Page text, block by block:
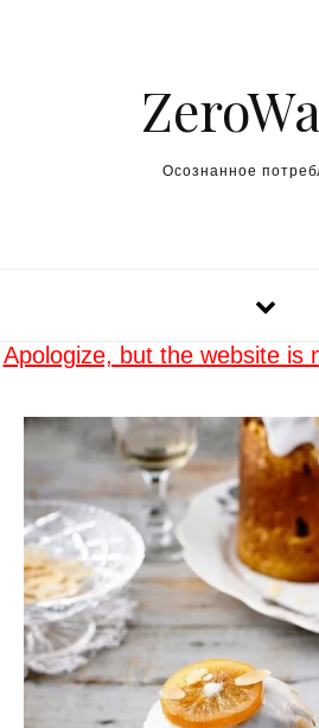
Осознанное
Apologize, but the website is